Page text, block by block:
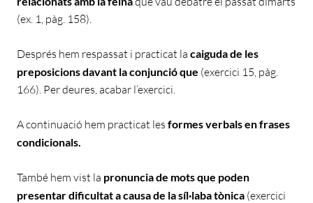
(ex. 1, pàg. 158).
Després hem respassat i practicat la caiguda de les
preposicions davant la conjunció que (exercici 15, pàg.
166). Per deures, acabar l’exercici.
A continuació hem practicat les formes verbals en frases
condicionals.
També hem vist la pronuncia de mots que poden
presentar dificultat a causa de la síl·laba tònica (exercici